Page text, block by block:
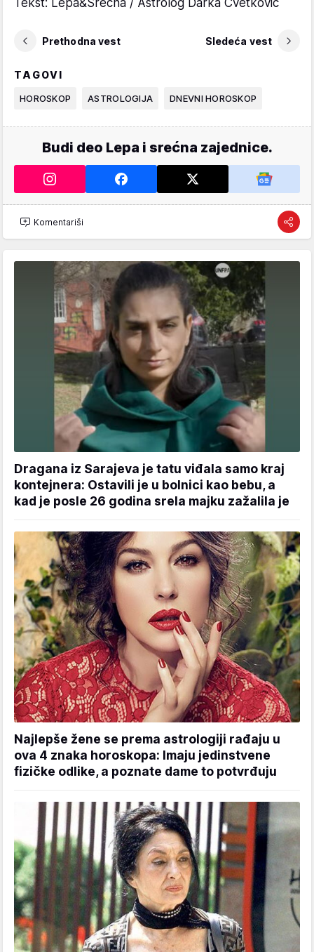
Tekst: Lepa&Srećna / Astrolog Darka Cvetković
Prethodna vest Sledeća vest
TAGOVI
HOROSKOP ASTROLOGIJA DNEVNI HOROSKOP
Budi deo Lepa i srećna zajednice.
Komentariši
Dragana iz Sarajeva je tatu viđala samo kraj
kontejnera: Ostavili je u bolnici kao bebu, a
kad je posle 26 godina srela majku zažalila je
Najlepše žene se prema astrologiji rađaju u
ova 4 znaka horoskopa: Imaju jedinstvene
fizičke odlike, a poznate dame to potvrđuju